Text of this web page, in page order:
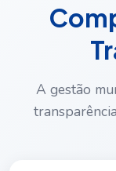
A gestão